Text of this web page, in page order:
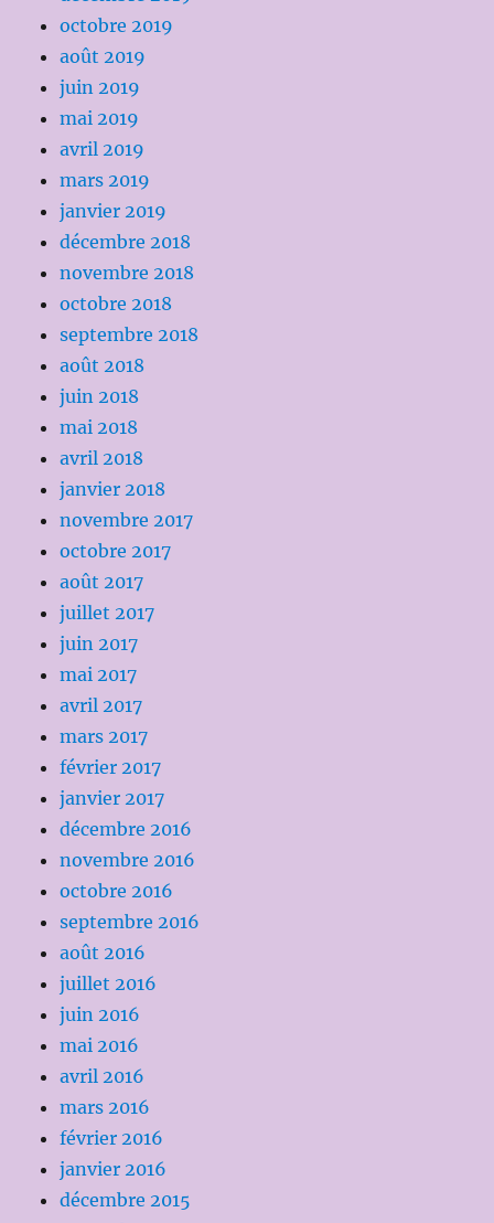
octobre 2019
août 2019
juin 2019
mai 2019
avril 2019
mars 2019
janvier 2019
décembre 2018
novembre 2018
octobre 2018
septembre 2018
août 2018
juin 2018
mai 2018
avril 2018
janvier 2018
novembre 2017
octobre 2017
août 2017
juillet 2017
juin 2017
mai 2017
avril 2017
mars 2017
février 2017
janvier 2017
décembre 2016
novembre 2016
octobre 2016
septembre 2016
août 2016
juillet 2016
juin 2016
mai 2016
avril 2016
mars 2016
février 2016
janvier 2016
décembre 2015